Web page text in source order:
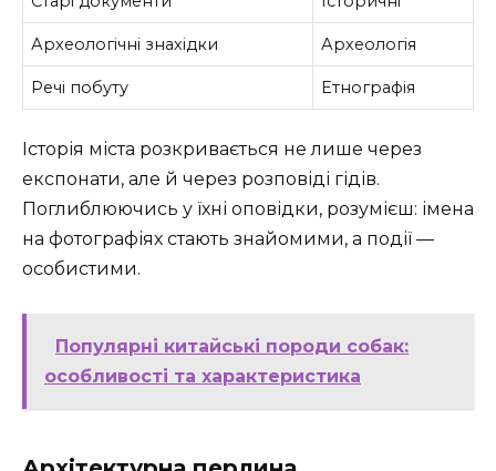
Археологічні знахідки Археологія
Речі побуту Етнографія
Історія міста розкривається не лише через
експонати, але й через розповіді гідів.
Поглиблюючись у їхні оповідки, розумієш: імена
на фотографіях стають знайомими, а події —
особистими.
Популярні китайські породи собак:
особливості та характеристика